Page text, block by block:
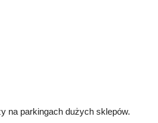
na parkingach dużych sklepów.